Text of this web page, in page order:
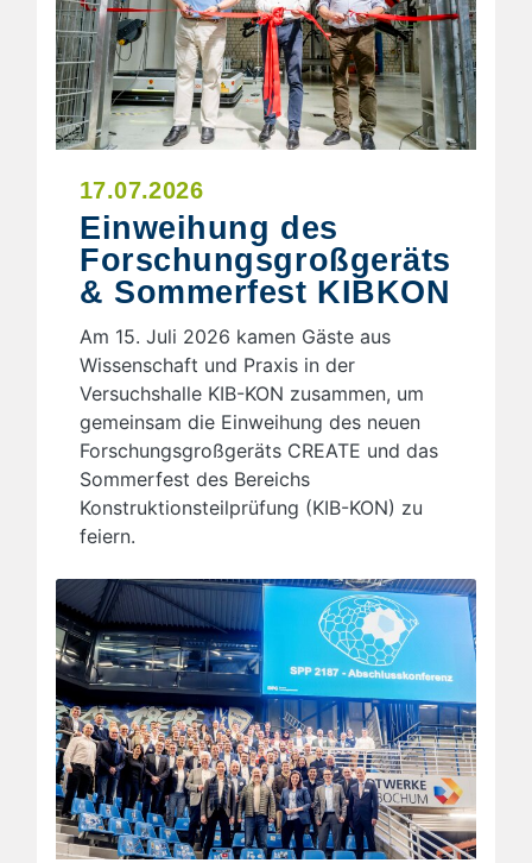
17.07.2026
Einweihung des
Forschungsgroßgeräts
& Sommerfest KIBKON
Am 15. Juli 2026 kamen Gäste aus
Wissenschaft und Praxis in der
Versuchshalle KIB-KON zusammen, um
gemeinsam die Einweihung des neuen
Forschungsgroßgeräts CREATE und das
Sommerfest des Bereichs
Konstruktionsteilprüfung (KIB-KON) zu
feiern.